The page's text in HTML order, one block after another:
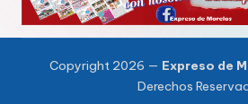
Copyright 2026 — Expreso de
Derechos